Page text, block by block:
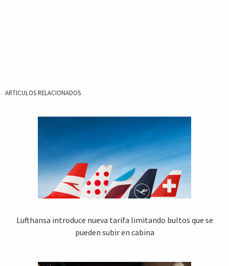
ARTICULOS RELACIONADOS
Lufthansa introduce nueva tarifa limitando bultos que se
pueden subir en cabina